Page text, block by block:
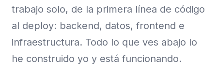
trabajo solo, de la primera línea de código
al deploy: backend, datos, frontend e
infraestructura. Todo lo que ves abajo lo
he construido yo y está funcionando.